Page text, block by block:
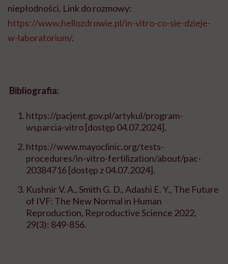
niepłodności. Link do rozmowy:
https://www.hellozdrowie.pl/in-vitro-co-sie-dzieje-
w-laboratorium/.
Bibliografia:
https://pacjent.gov.pl/artykul/program-
wsparcia-vitro[dostęp 04.07.2024].
https://www.mayoclinic.org/tests-
procedures/in-vitro-fertilization/about/pac-
20384716[dostęp z 04.07.2024].
Kushnir V. A., Smith G. D., Adashi E. Y., The Future
of IVF: The New Normal in Human
Reproduction, Reproductive Science 2022,
29(3): 849-856.